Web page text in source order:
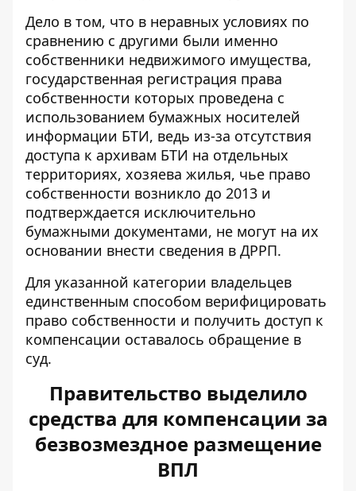
Дело в том, что в неравных условиях по
сравнению с другими были именно
собственники недвижимого имущества,
государственная регистрация права
собственности которых проведена с
использованием бумажных носителей
информации БТИ, ведь из-за отсутствия
доступа к архивам БТИ на отдельных
территориях, хозяева жилья, чье право
собственности возникло до 2013 и
подтверждается исключительно
бумажными документами, не могут на их
основании внести сведения в ДРРП.
Для указанной категории владельцев
единственным способом верифицировать
право собственности и получить доступ к
компенсации оставалось обращение в
суд.
Правительство выделило
средства для компенсации за
безвозмездное размещение
ВПЛ